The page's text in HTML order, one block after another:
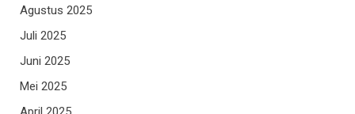
Agustus 2025
Juli 2025
Juni 2025
Mei 2025